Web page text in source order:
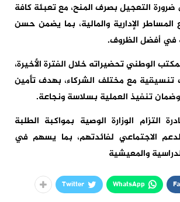
على ضرورة التعجيل بصرف المنح، مع تعبئة كافة
الإدارية والمالية، بما يضمن حسن
في أفضل الظروف.
الوطني تحضيراته خلال الفترة الأخيرة،
تنسيقية مع مختلف الشركاء، بهدف تأمين
وضمان تنفيذ العملية بسلاسة ونجاعة.
التزام الوزارة الوصية بمواكبة الطلبة
الاجتماعي لفائدتهم، بما يسهم في
والمعيشية
WhatsApp
Twitter